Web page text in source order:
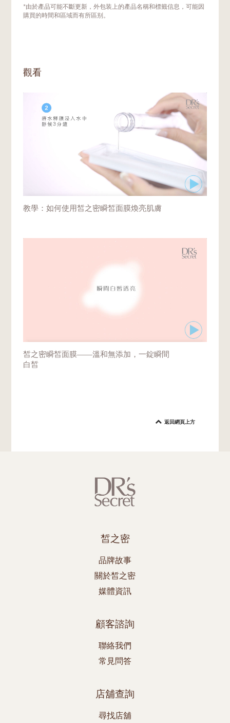
應該使用適合飲用的純水來激活水釋膜和水溶
片。水釋膜加入水激活，充分吸收水分後，包
*由於產品可能不斷更新，外包装上的產品名稱和標籤信息，可能因
購買的時間和區域而有所區别。
觀看
教學：如何使用皙之密瞬皙面膜煥亮肌膚
皙之密瞬皙面膜——溫和無添加，一錠瞬間
白皙
返回網頁上方
皙之密
品牌故事
關於皙之密
媒體資訊
顧客諮詢
聯絡我們
常見問答
店舖查詢
尋找店舖